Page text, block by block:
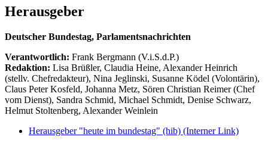
Herausgeber
Deutscher Bundestag, Parlamentsnachrichten
Verantwortlich: Frank Bergmann (V.i.S.d.P.)
Redaktion: Lisa Brüßler, Claudia Heine, Alexander Heinrich
(stellv. Chefredakteur), Nina Jeglinski, Susanne Ködel (Volontärin),
Claus Peter Kosfeld, Johanna Metz, Sören Christian Reimer (Chef
vom Dienst), Sandra Schmid, Michael Schmidt, Denise Schwarz,
Helmut Stoltenberg, Alexander Weinlein
Herausgeber "heute im bundestag" (hib) (Interner Link)